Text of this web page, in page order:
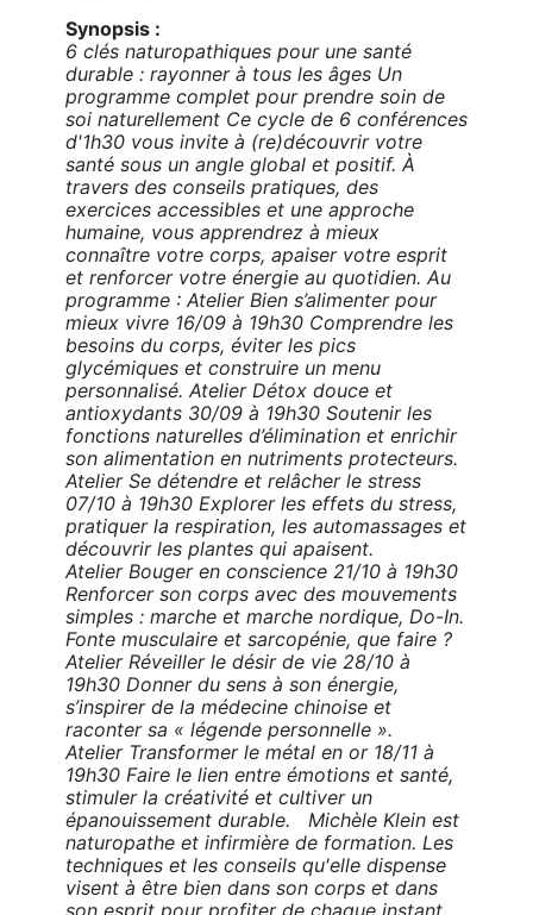
Synopsis :
6 clés naturopathiques pour une santé
durable : rayonner à tous les âges Un
programme complet pour prendre soin de
soi naturellement Ce cycle de 6 conférences
d'1h30 vous invite à (re)découvrir votre
santé sous un angle global et positif. À
travers des conseils pratiques, des
exercices accessibles et une approche
humaine, vous apprendrez à mieux
connaître votre corps, apaiser votre esprit
et renforcer votre énergie au quotidien. Au
programme : Atelier Bien s’alimenter pour
mieux vivre 16/09 à 19h30 Comprendre les
besoins du corps, éviter les pics
glycémiques et construire un menu
personnalisé. Atelier Détox douce et
antioxydants 30/09 à 19h30 Soutenir les
fonctions naturelles d’élimination et enrichir
son alimentation en nutriments protecteurs.
Atelier Se détendre et relâcher le stress
07/10 à 19h30 Explorer les effets du stress,
pratiquer la respiration, les automassages et
découvrir les plantes qui apaisent.
Atelier Bouger en conscience 21/10 à 19h30
Renforcer son corps avec des mouvements
simples : marche et marche nordique, Do-In.
Fonte musculaire et sarcopénie, que faire ?
Atelier Réveiller le désir de vie 28/10 à
19h30 Donner du sens à son énergie,
s’inspirer de la médecine chinoise et
raconter sa « légende personnelle ».
Atelier Transformer le métal en or 18/11 à
19h30 Faire le lien entre émotions et santé,
stimuler la créativité et cultiver un
épanouissement durable. Michèle Klein est
naturopathe et infirmière de formation. Les
techniques et les conseils qu'elle dispense
visent à être bien dans son corps et dans
son esprit pour profiter de chaque instant,